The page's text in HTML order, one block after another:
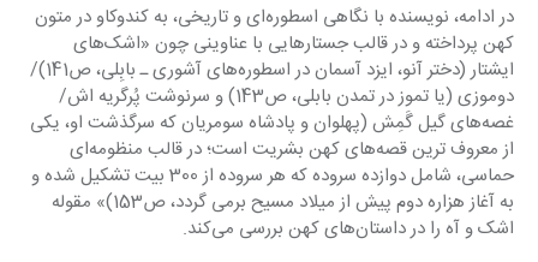
در ادامه، نویسنده با نگاهی اسطوره‌ای و تاریخی، به کندوکاو در متون
کهن پرداخته و در قالب جستارهایی با عناوینی چون «اشک‌های
ایشتار (دختر آنو، ایزد آسمان در اسطوره‌های آشوری ـ بابِلی، ص141)/
دوموزی (یا تموز در تمدن بابلی، ص143) و سرنوشت پُرگریه اش/
غصه‌های گیل گَمِش (پهلوان و پادشاه سومریان که سرگذشت او، یکی
از معروف ترین قصه‌های کهن بشریت است؛ در قالب منظومه‌ای
حماسی، شامل دوازده سروده که هر سروده از 300 بیت تشکیل شده و
به آغاز هزاره دوم پیش از میلاد مسیح برمی گردد، ص153)» مقوله
اشک و آه را در داستان‌های کهن بررسی می‌کند.